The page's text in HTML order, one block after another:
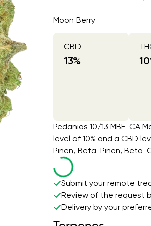
Moon Berry
CBD
13% 10
Pedanios 10/13 MBE-CA
level of 10% and a CBD
Pinen, Beta-Pinen, Beta-
Submit your remote
Review of the request
Delivery by your